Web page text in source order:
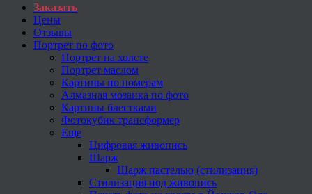
Заказать
Цены
Отзывы
Портрет по фото
Портрет на холсте
Портрет маслом
Картины по номерам
Алмазная мозаика по фото
Картины блестками
Фотокубик трансформер
Еще
Цифровая живопись
Шарж
Шарж пастелью (стилизация)
Стилизация под живопись